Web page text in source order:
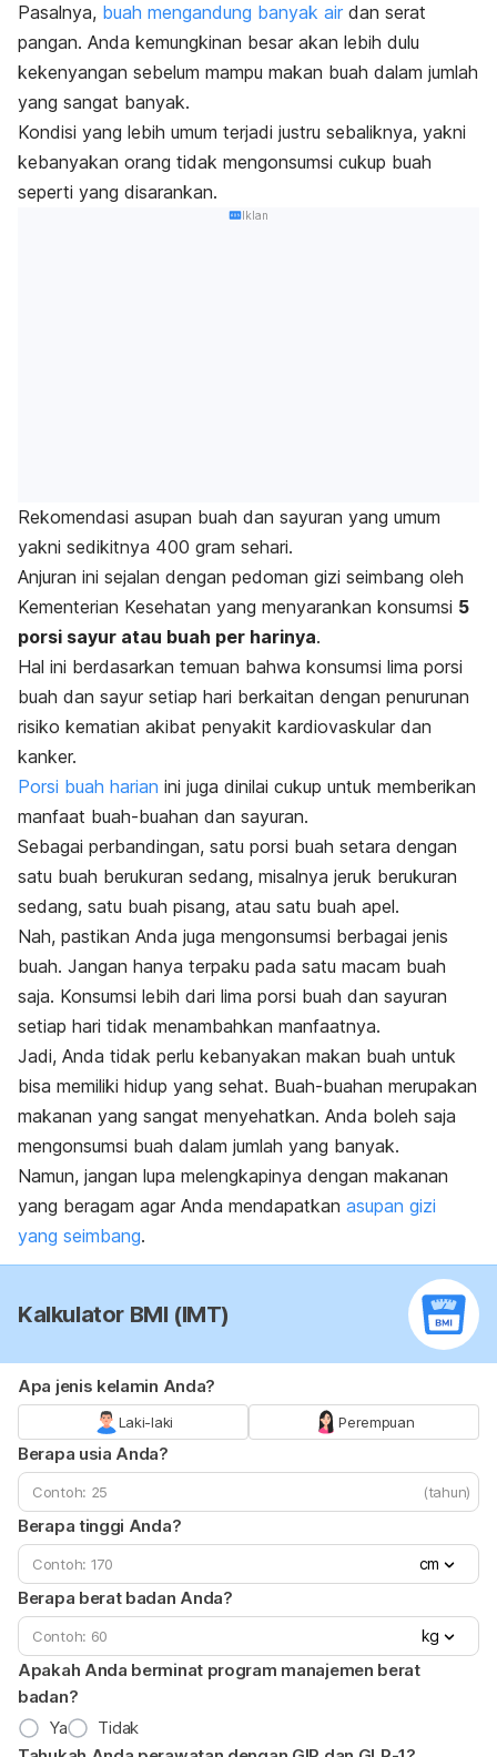
Pasalnya, buah mengandung banyak air dan serat
pangan. Anda kemungkinan besar akan lebih dulu
kekenyangan sebelum mampu makan buah dalam jumlah
yang sangat banyak.
Kondisi yang lebih umum terjadi justru sebaliknya, yakni
kebanyakan orang tidak mengonsumsi cukup buah
seperti yang disarankan.
Iklan
Rekomendasi asupan buah dan sayuran yang umum
yakni sedikitnya 400 gram sehari.
Anjuran ini sejalan dengan pedoman gizi seimbang oleh
Kementerian Kesehatan yang menyarankan konsumsi 5
porsi sayur atau buah per harinya.
Hal ini berdasarkan temuan bahwa konsumsi lima porsi
buah dan sayur setiap hari berkaitan dengan penurunan
risiko kematian akibat penyakit kardiovaskular dan
kanker.
Porsi buah harian ini juga dinilai cukup untuk memberikan
manfaat buah-buahan dan sayuran.
Sebagai perbandingan, satu porsi buah setara dengan
satu buah berukuran sedang, misalnya jeruk berukuran
sedang, satu buah pisang, atau satu buah apel.
Nah, pastikan Anda juga mengonsumsi berbagai jenis
buah. Jangan hanya terpaku pada satu macam buah
saja. Konsumsi lebih dari lima porsi buah dan sayuran
setiap hari tidak menambahkan manfaatnya.
Jadi, Anda tidak perlu kebanyakan makan buah untuk
bisa memiliki hidup yang sehat. Buah-buahan merupakan
makanan yang sangat menyehatkan. Anda boleh saja
mengonsumsi buah dalam jumlah yang banyak.
Namun, jangan lupa melengkapinya dengan makanan
yang beragam agar Anda mendapatkan asupan gizi
yang seimbang.
Kalkulator BMI (IMT)
Apa jenis kelamin Anda?
Laki-laki Perempuan
Berapa usia Anda?
(tahun)
Berapa tinggi Anda?
cm
Berapa berat badan Anda?
kg
Apakah Anda berminat program manajemen berat
badan?
Ya
Tidak